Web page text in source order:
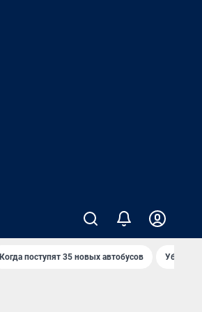
Когда поступят 35 новых автобусов Убийца